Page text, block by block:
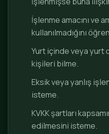
İşlenme amacını ve
kullanılmadığını
Yurt içinde veya yurt
kişileri bilme.
Eksik veya yanlış
isteme.
KVKK şartları
edilmesini isteme.